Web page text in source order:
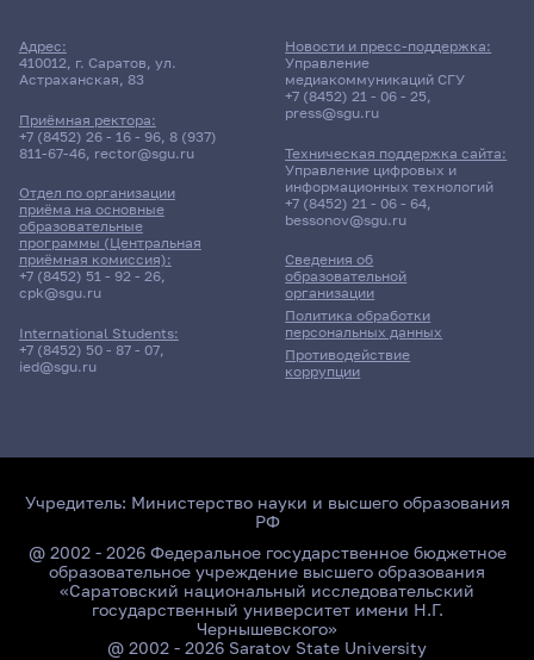
Адрес:
410012, г. Саратов, ул.
Астраханская, 83
Приёмная ректора:
+7 (8452) 26 - 16 - 96, 8 (937)
811-67-46, rector@sgu.ru
Отдел по организации
приёма на основные
образовательные
программы (Центральная
приёмная комиссия):
+7 (8452) 51 - 92 - 26,
cpk@sgu.ru
International Students:
+7 (8452) 50 - 87 - 07,
ied@sgu.ru
Сведения об
образовательной
организации
Политика обработки
персональных данных
Противодействие
коррупции
Новости и пресс-поддержка:
Управление
медиакоммуникаций СГУ
+7 (8452) 21 - 06 - 25,
press@sgu.ru
Техническая поддержка сайта:
Управление цифровых и
информационных технологий
+7 (8452) 21 - 06 - 64,
bessonov@sgu.ru
Учредитель: Министерство науки и высшего образования
РФ
@ 2002 - 2026 Федеральное государственное бюджетное
образовательное учреждение высшего образования
«Саратовский национальный исследовательский
государственный университет имени Н.Г.
Чернышевского»
@ 2002 - 2026 Saratov State University